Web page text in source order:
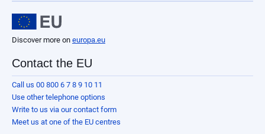
Discover more on europa.eu
Contact the EU
Call us 00 800 6 7 8 9 10 11
Use other telephone options
Write to us via our contact form
Meet us at one of the EU centres